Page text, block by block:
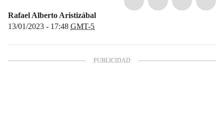
Rafael Alberto Aristizábal
13/01/2023 - 17:48 GMT-5